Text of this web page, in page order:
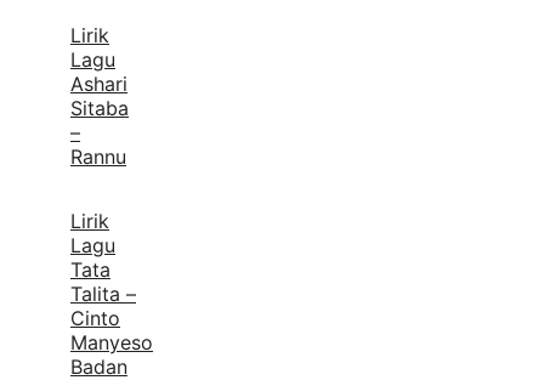
Lirik
Lagu
Ashari
Sitaba
–
Rannu
Lirik
Lagu
Tata
Talita –
Cinto
Manyeso
Badan